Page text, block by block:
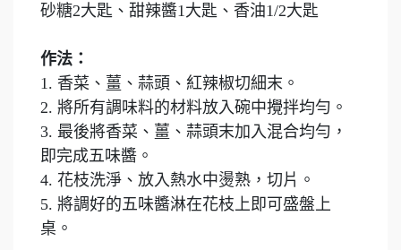
砂糖2大匙、甜辣醬1大匙、香油1/2大匙
作法：
1. 香菜、薑、蒜頭、紅辣椒切細末。
2. 將所有調味料的材料放入碗中攪拌均勻。
3. 最後將香菜、薑、蒜頭末加入混合均勻，
即完成五味醬。
4. 花枝洗淨、放入熱水中燙熟，切片。
5. 將調好的五味醬淋在花枝上即可盛盤上
桌。